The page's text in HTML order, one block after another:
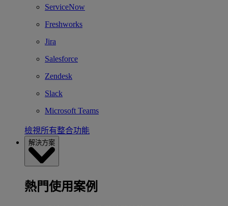
ServiceNow
Freshworks
Jira
Salesforce
Zendesk
Slack
Microsoft Teams
檢視所有整合功能
解決方案
熱門使用案例